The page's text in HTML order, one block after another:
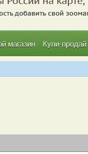
магазин Купи-продай